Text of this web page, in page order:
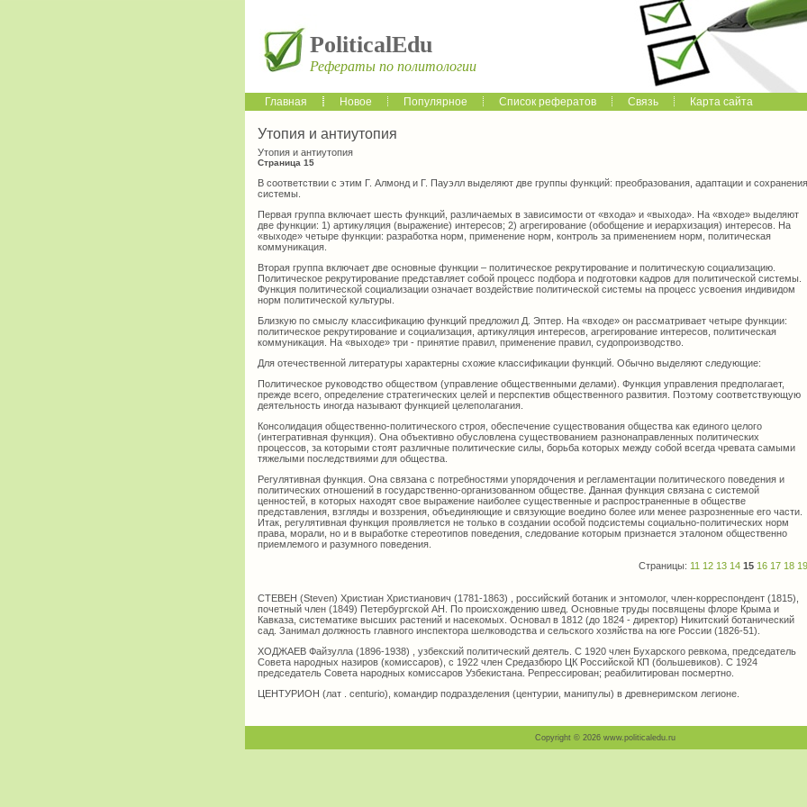
PoliticalEdu
Рефераты по политологии
Главная Новое Популярное Список рефератов Связь Карта сайта
Утопия и антиутопия
Утопия и антиутопия
Страница 15
В соответствии с этим Г. Алмонд и Г. Пауэлл выделяют две группы функций: преобразования, адаптации и сохранения
системы.
Первая группа включает шесть функций, различаемых в зависимости от «входа» и «выхода». На «входе» выделяют
две функции: 1) артикуляция (выражение) интересов; 2) агрегирование (обобщение и иерархизация) интересов. На
«выходе» четыре функции: разработка норм, применение норм, контроль за применением норм, политическая
коммуникация.
Вторая группа включает две основные функции – политическое рекрутирование и политическую социализацию.
Политическое рекрутирование представляет собой процесс подбора и подготовки кадров для политической системы.
Функция политической социализации означает воздействие политической системы на процесс усвоения индивидом
норм политической культуры.
Близкую по смыслу классификацию функций предложил Д. Эптер. На «входе» он рассматривает четыре функции:
политическое рекрутирование и социализация, артикуляция интересов, агрегирование интересов, политическая
коммуникация. На «выходе» три - принятие правил, применение правил, судопроизводство.
Для отечественной литературы характерны схожие классификации функций. Обычно выделяют следующие:
Политическое руководство обществом (управление общественными делами). Функция управления предполагает,
прежде всего, определение стратегических целей и перспектив общественного развития. Поэтому соответствующую
деятельность иногда называют функцией целеполагания.
Консолидация общественно-политического строя, обеспечение существования общества как единого целого
(интегративная функция). Она объективно обусловлена существованием разнонаправленных политических
процессов, за которыми стоят различные политические силы, борьба которых между собой всегда чревата самыми
тяжелыми последствиями для общества.
Регулятивная функция. Она связана с потребностями упорядочения и регламентации политического поведения и
политических отношений в государственно-организованном обществе. Данная функция связана с системой
ценностей, в которых находят свое выражение наиболее существенные и распространенные в обществе
представления, взгляды и воззрения, объединяющие и связующие воедино более или менее разрозненные его части.
Итак, регулятивная функция проявляется не только в создании особой подсистемы социально-политических норм
права, морали, но и в выработке стереотипов поведения, следование которым признается эталоном общественно
приемлемого и разумного поведения.
Страницы: 11 12 13 14 15 16 17 18 19
СТЕВЕН (Steven) Христиан Христианович (1781-1863) , российский ботаник и энтомолог, член-корреспондент (1815),
почетный член (1849) Петербургской АН. По происхождению швед. Основные труды посвящены флоре Крыма и
Кавказа, систематике высших растений и насекомых. Основал в 1812 (до 1824 - директор) Никитский ботанический
сад. Занимал должность главного инспектора шелководства и сельского хозяйства на юге России (1826-51).
ХОДЖАЕВ Файзулла (1896-1938) , узбекский политический деятель. С 1920 член Бухарского ревкома, председатель
Совета народных назиров (комиссаров), с 1922 член Средазбюро ЦК Российской КП (большевиков). С 1924
председатель Совета народных комиссаров Узбекистана. Репрессирован; реабилитирован посмертно.
ЦЕНТУРИОН (лат . centurio), командир подразделения (центурии, манипулы) в древнеримском легионе.
Copyright © 2026 www.politicaledu.ru